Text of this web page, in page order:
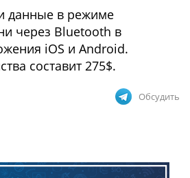
данные в режиме
через Bluetooth в
iOS и Android.
составит 275$.
Обсудить